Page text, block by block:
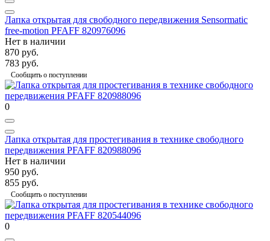
Лапка открытая для свободного передвижения Sensormatic
free-motion PFAFF 820976096
Нет в наличии
870 руб.
783 руб.
Сообщить о поступлении
0
Лапка открытая для простегивания в технике свободного
передвижения PFAFF 820988096
Нет в наличии
950 руб.
855 руб.
Сообщить о поступлении
0